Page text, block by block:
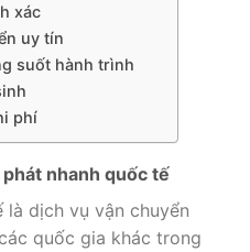
xác
uy tín
suốt hành trình
phí
nhanh quốc tế
là dịch vụ vận chuyển
quốc gia khác trong